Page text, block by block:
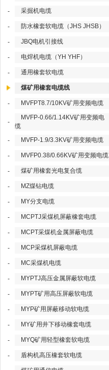
- 采掘机电缆
- 防水橡套软电缆（JHS JHSB）
- JBQ电机引接线
- 电焊机电缆（YH YHF）
- 通用橡套软电缆
煤矿用橡套电缆线
- MVFPT8.7/10KV矿用变频电缆
-
MVFP-0.66/1.14KV矿用变频电
缆
-
MVFP-1.9/3.3KV矿用变频电缆
- MVFP0.38/0.66KV矿用变频电缆
- 煤矿用橡套光电复合缆
- MZ煤钻电缆
- MY分支电缆
- MCPTJ采煤机屏蔽橡套电缆
- MCPT采煤机金属屏蔽电缆
- MCP采煤机屏蔽电缆
- MC采煤机电缆
- MYPTJ高压金属屏蔽软电缆
- MYPT矿用高压屏蔽软电缆
- MYP矿用屏蔽移动软电缆
- MY矿用井下移动橡套电缆
- MYQ矿用轻型橡套软电缆
- 盾构机高压橡套软电缆